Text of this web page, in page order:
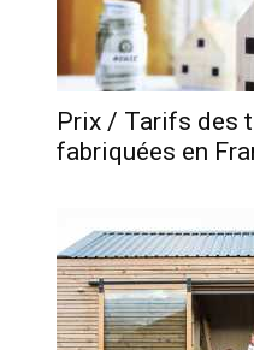
Prix / Tarifs des
fabriquées en